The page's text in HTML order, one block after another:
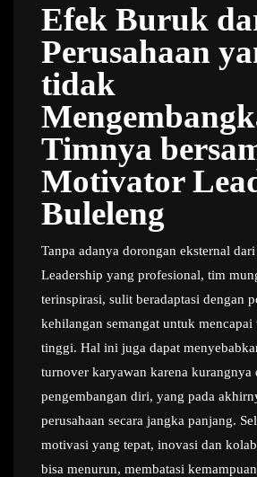
Efek Buruk
Perusahaan
tidak
Timnya
Motivator
Buleleng
Tanpa adanya dorongan eksternal
Leadership yang profesional, tim
terinspirasi, sulit beradaptasi dengan
kehilangan semangat untuk
tinggi. Hal ini juga dapat
turnover karyawan karena kurangnya
pengembangan diri, yang pada
perusahaan secara jangka panjang.
motivasi yang tepat, inovasi dan
bisa menurun, membatasi